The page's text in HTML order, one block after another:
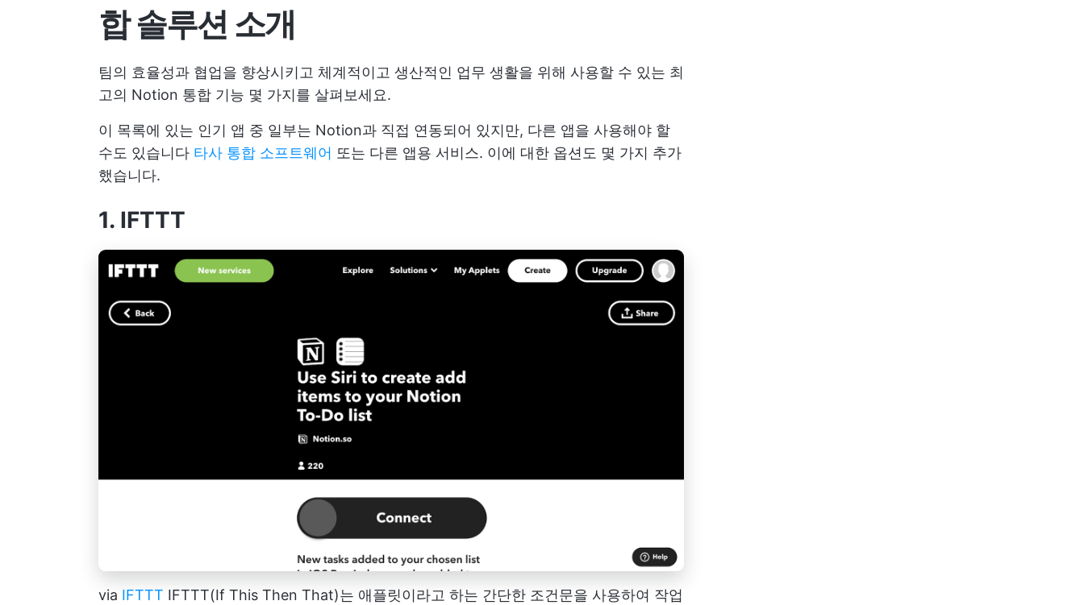
합 솔루션 소개
팀의 효율성과 협업을 향상시키고 체계적이고 생산적인 업무 생활을 위해 사용할 수 있는 최
고의 Notion 통합 기능 몇 가지를 살펴보세요.
이 목록에 있는 인기 앱 중 일부는 Notion과 직접 연동되어 있지만, 다른 앱을 사용해야 할
수도 있습니다 타사 통합 소프트웨어 또는 다른 앱용 서비스. 이에 대한 옵션도 몇 가지 추가
했습니다.
1. IFTTT
via IFTTT IFTTT(If This Then That)는 애플릿이라고 하는 간단한 조건문을 사용하여 작업